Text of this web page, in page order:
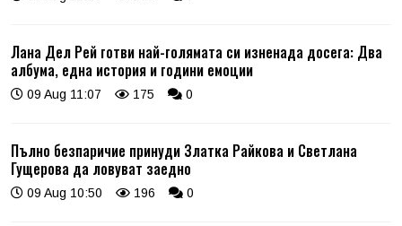
Лана Дел Рей готви най-голямата си изненада досега: Два
албума, една история и години емоции
09 Aug 11:07 175 0
Пълно безпаричие принуди Златка Райкова и Светлана
Гущерова да ловуват заедно
09 Aug 10:50 196 0